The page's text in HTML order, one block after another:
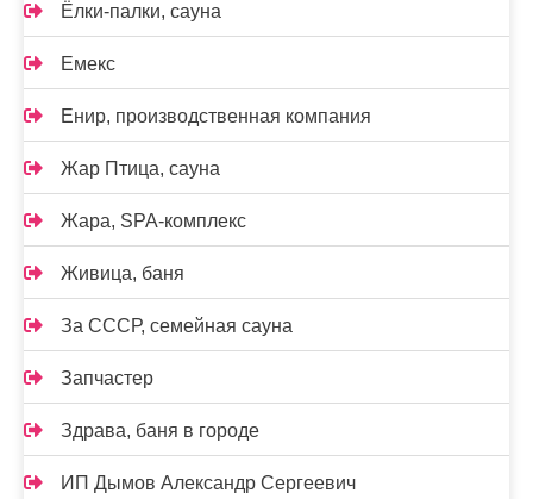
Ёлки-палки, сауна
Емекс
Енир, производственная компания
Жар Птица, сауна
Жара, SPA-комплекс
Живица, баня
За СССР, семейная сауна
Запчастер
Здрава, баня в городе
ИП Дымов Александр Сергеевич